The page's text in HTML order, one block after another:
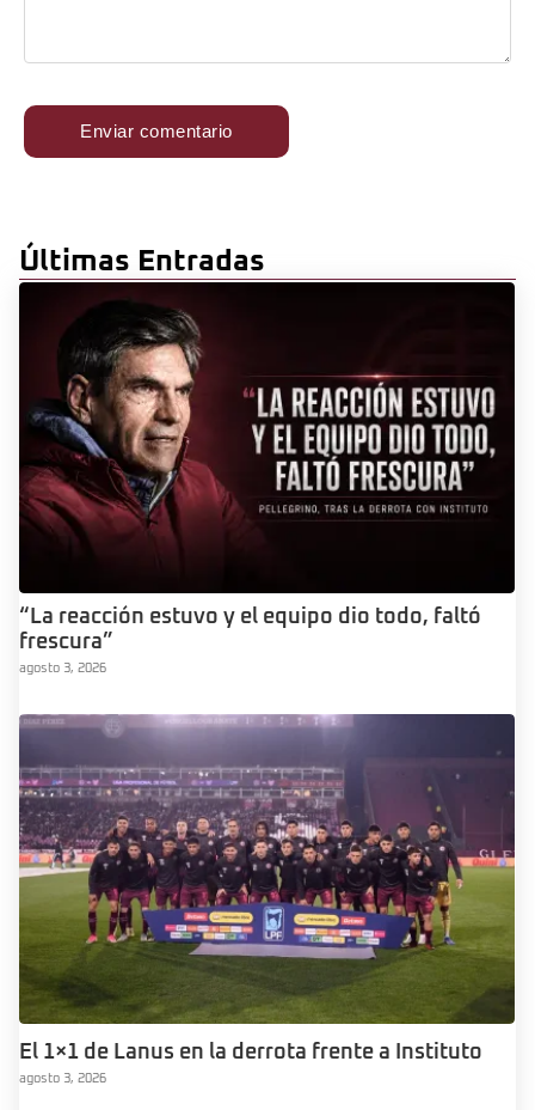
Últimas Entradas
“La reacción estuvo y el equipo dio todo, faltó
frescura”
agosto 3, 2026
El 1×1 de Lanus en la derrota frente a Instituto
agosto 3, 2026